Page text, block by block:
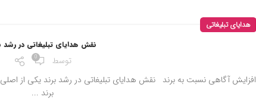
هدایای تبلیغاتی
نقش هدایای تبلیغاتی در رشد
توسط 0
افزایش آگاهی نسبت به برند نقش هدایای تبلیغاتی در رشد برند یکی از
برند ...